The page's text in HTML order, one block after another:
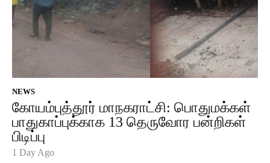
NEWS
கோயம்புத்தூர் மாநகராட்சி: பொதுமக்கள்
பாதுகாப்புக்காக 13 தெருவோர பன்றிகள்
பிடிப்பு
1 Day Ago